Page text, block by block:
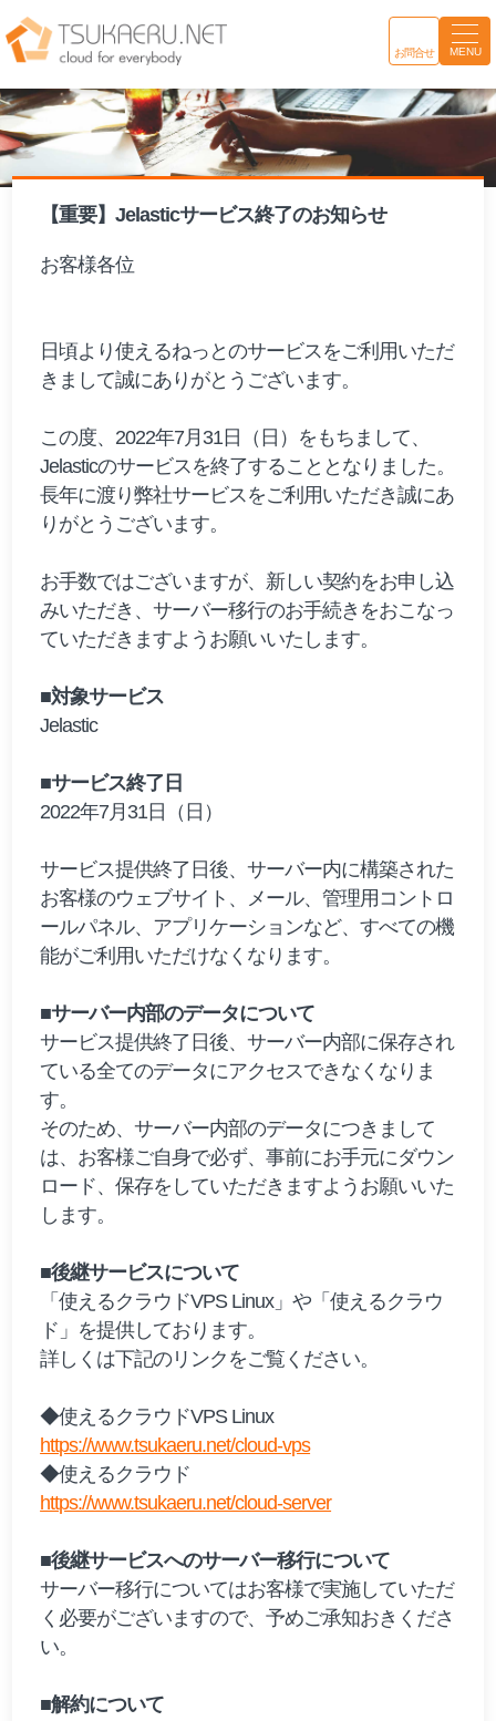
お問合せ MENU
【重要】Jelasticサービス終了のお知らせ
お客様各位
日頃より使えるねっとのサービスをご利用いただ
きまして誠にありがとうございます。
この度、2022年7月31日（日）をもちまして、
Jelasticのサービスを終了することとなりました。
長年に渡り弊社サービスをご利用いただき誠にあ
りがとうございます。
お手数ではございますが、新しい契約をお申し込
みいただき、サーバー移行のお手続きをおこなっ
ていただきますようお願いいたします。
■対象サービス
Jelastic
■サービス終了日
2022年7月31日（日）
サービス提供終了日後、サーバー内に構築された
お客様のウェブサイト、メール、管理用コントロ
ールパネル、アプリケーションなど、すべての機
能がご利用いただけなくなります。
■サーバー内部のデータについて
サービス提供終了日後、サーバー内部に保存され
ている全てのデータにアクセスできなくなりま
す。
そのため、サーバー内部のデータにつきまして
は、お客様ご自身で必ず、事前にお手元にダウン
ロード、保存をしていただきますようお願いいた
します。
■後継サービスについて
「使えるクラウドVPS Linux」や「使えるクラウ
ド」を提供しております。
詳しくは下記のリンクをご覧ください。
◆使えるクラウドVPS Linux
https://www.tsukaeru.net/cloud-vps
◆使えるクラウド
https://www.tsukaeru.net/cloud-server
■後継サービスへのサーバー移行について
サーバー移行についてはお客様で実施していただ
く必要がございますので、予めご承知おきくださ
い。
■解約について